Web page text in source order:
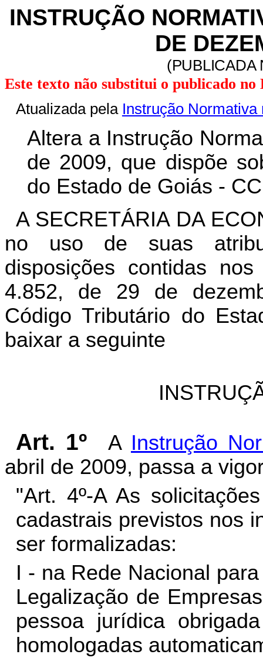
INSTRUÇÃO
DE
(PUBLICADA
Este texto não substitui o publicado no
Atualizada pela Instrução Normativa
Altera a Instrução
de 2009, que dispõe
do Estado de Goiás -
A SECRETÁRIA DA
no uso de suas
disposições contidas
4.852, de 29 de
Código Tributário do
baixar a seguinte
Art. 1º A Instrução
abril de 2009, passa a
"Art. 4º-A As
cadastrais previstos nos
ser formalizadas:
I - na Rede Nacional
Legalização de
pessoa jurídica
homologadas